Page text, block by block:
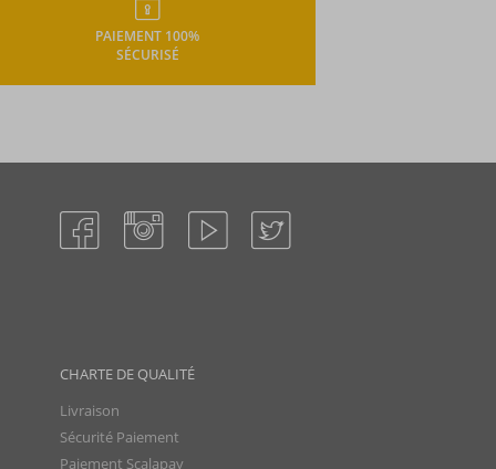
PAIEMENT 100%
SÉCURISÉ
CHARTE DE QUALITÉ
Livraison
Sécurité Paiement
Paiement Scalapay